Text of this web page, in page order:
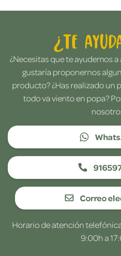
¿Te
¿Necesitas que te ayudemos a
gustaría proponernos
producto? ¿Has realizado un
todo va viento en popa?
Correo
Horario de atención
9:00h a